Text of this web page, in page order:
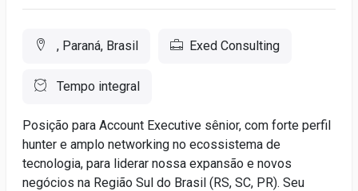
, Paraná, Brasil Exed Consulting
Tempo integral
Posição para Account Executive sênior, com forte perfil
hunter e amplo networking no ecossistema de
tecnologia, para liderar nossa expansão e novos
negócios na Região Sul do Brasil (RS, SC, PR). Seu